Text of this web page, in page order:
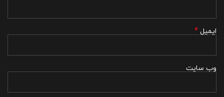
ایمیل *
وب‌ سایت